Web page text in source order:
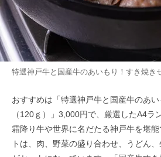
特選神戸牛と国産牛のあいもり！すき焼
おすすめは「特選神戸牛と国産牛のあ
（120ｇ）」3,000円で、厳選したA4ラ
霜降り牛や世界に名だたる神戸牛を堪
トは、肉、野菜の盛り合わせ、うどん